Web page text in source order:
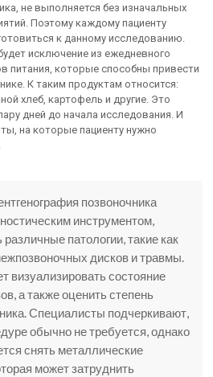
не выполняется без изначальных
Поэтому каждому пациенту
к данному исследованию.
исключение из ежедневного
питания, которые способны привести
К таким продуктам относится:
хлеб, картофель и другие. Это
дней до начала исследования. И
на которые пациенту нужно
позвоночника
инструментом,
патологии, такие как
дисков и травмы.
визуализировать состояние
а также оценить степень
Специалисты подчеркивают,
обычно не требуется, однако
снять металлические
может затруднить